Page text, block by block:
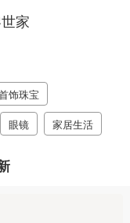
家
饰珠宝
眼镜 家居生活